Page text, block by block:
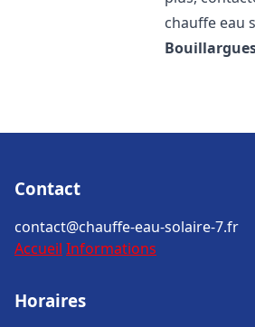
chauffe eau
Contact
contact@chauffe-eau-solaire-7.fr
Accueil Informations
Horaires